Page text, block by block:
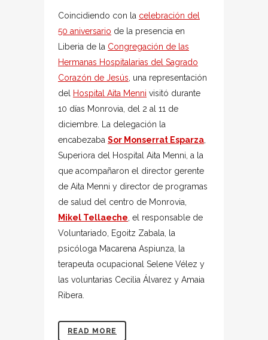
Coincidiendo con la celebración del
50 aniversario de la presencia en
Liberia de la Congregación de las
Hermanas Hospitalarias del Sagrado
Corazón de Jesús, una representación
del Hospital Aita Menni visitó durante
10 días Monrovia, del 2 al 11 de
diciembre. La delegación la
encabezaba Sor Monserrat Esparza,
Superiora del Hospital Aita Menni, a la
que acompañaron el director gerente
de Aita Menni y director de programas
de salud del centro de Monrovia,
Mikel Tellaeche, el responsable de
Voluntariado, Egoitz Zabala, la
psicóloga Macarena Aspiunza, la
terapeuta ocupacional Selene Vélez y
las voluntarias Cecilia Álvarez y Amaia
Ribera.
READ MORE